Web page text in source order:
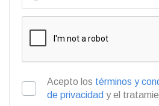
Acepto los términos y
de privacidad y el